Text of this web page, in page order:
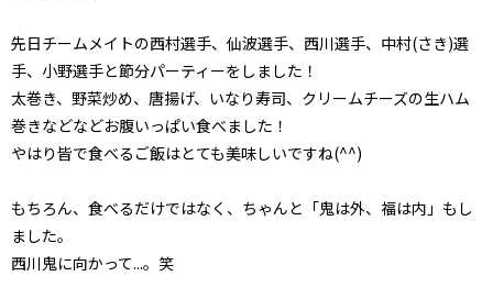
先日チームメイトの西村選手、仙波選手、西川選手、中村(さき)選
手、小野選手と節分パーティーをしました！
太巻き、野菜炒め、唐揚げ、いなり寿司、クリームチーズの生ハム
巻きなどなどお腹いっぱい食べました！
やはり皆で食べるご飯はとても美味しいですね(^^)
もちろん、食べるだけではなく、ちゃんと「鬼は外、福は内」もし
ました。
西川鬼に向かって...。笑